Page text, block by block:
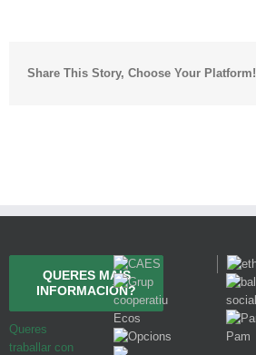
Share This Story, Choose Your Platform!
QUERES MÁIS
INFORMACIÓN?
Queres
traballar con